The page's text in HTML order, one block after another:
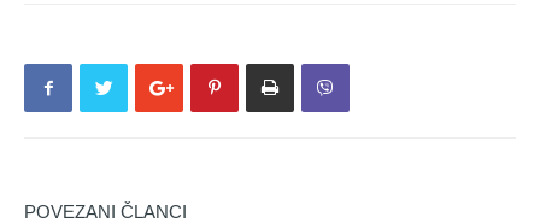
POVEZANI ČLANCI